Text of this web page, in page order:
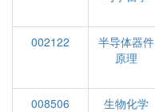
002122
半导体器件
原理
008506
生物化学